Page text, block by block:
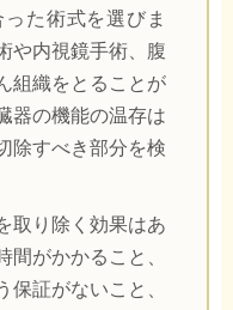
た術式を選びま
や内視鏡手術、腹
組織をとることが
器の機能の温存は
除すべき部分を検
取り除く効果はあ
間がかかること、
保証がないこと、